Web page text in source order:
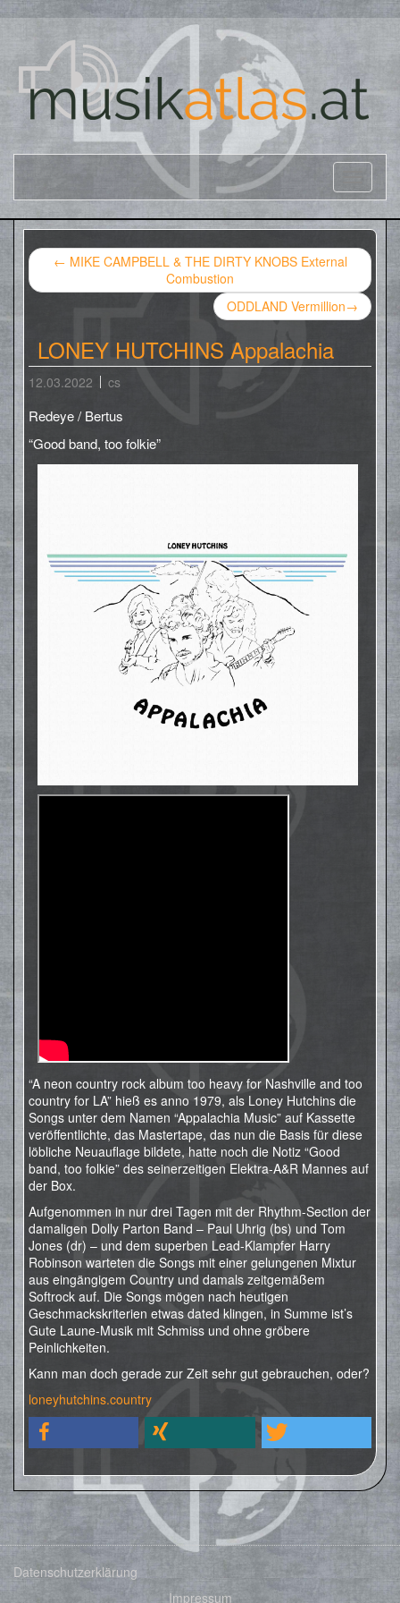
← MIKE CAMPBELL & THE DIRTY KNOBS External
Combustion
ODDLAND Vermillion→
LONEY HUTCHINS Appalachia
12.03.2022 cs
Redeye / Bertus
“Good band, too folkie”
“A neon country rock album too heavy for Nashville and too
country for LA” hieß es anno 1979, als Loney Hutchins die
Songs unter dem Namen “Appalachia Music” auf Kassette
veröffentlichte, das Mastertape, das nun die Basis für diese
löbliche Neuauflage bildete, hatte noch die Notiz “Good
band, too folkie” des seinerzeitigen Elektra-A&R Mannes auf
der Box.
Aufgenommen in nur drei Tagen mit der Rhythm-Section der
damaligen Dolly Parton Band – Paul Uhrig (bs) und Tom
Jones (dr) – und dem superben Lead-Klampfer Harry
Robinson warteten die Songs mit einer gelungenen Mixtur
aus eingängigem Country und damals zeitgemäßem
Softrock auf. Die Songs mögen nach heutigen
Geschmackskriterien etwas dated klingen, in Summe ist’s
Gute Laune-Musik mit Schmiss und ohne gröbere
Peinlichkeiten.
Kann man doch gerade zur Zeit sehr gut gebrauchen, oder?
loneyhutchins.country
Datenschutzerklärung
Impressum